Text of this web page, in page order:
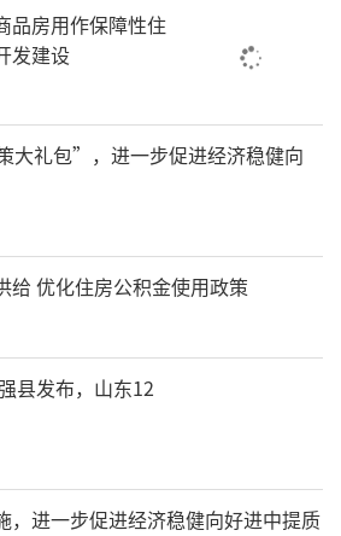
品房用作保障性住
发建设
大礼包”，进一步促进经济稳健向
给 优化住房公积金使用政策
县发布，山东12
，进一步促进经济稳健向好进中提质